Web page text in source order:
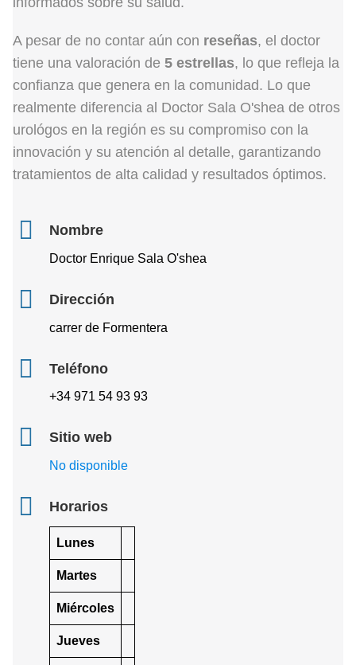
A pesar de no contar aún con reseñas, el doctor
tiene una valoración de 5 estrellas, lo que refleja la
confianza que genera en la comunidad. Lo que
realmente diferencia al Doctor Sala O'shea de otros
urológos en la región es su compromiso con la
innovación y su atención al detalle, garantizando
tratamientos de alta calidad y resultados óptimos.
Nombre
Doctor Enrique Sala O'shea
Dirección
carrer de Formentera
Teléfono
+34 971 54 93 93
Sitio web
No disponible
Horarios
Lunes
Martes
Miércoles
Jueves